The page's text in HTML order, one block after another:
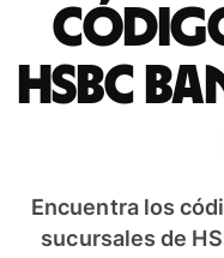
HSBC
Encuentra los
sucursales de